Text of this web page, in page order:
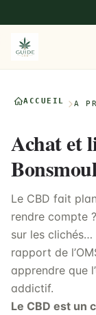
ACCUEIL À
Achat et
Le CBD fait
rendre compte
sur les
rapport de
apprendre que
addictif.
Le CBD est un